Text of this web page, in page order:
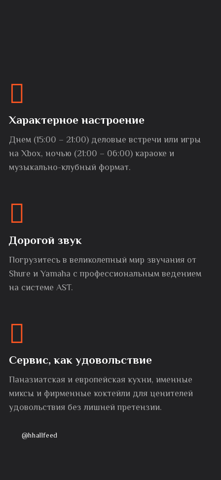
Характерное настроение
Днем (15:00 – 21:00) деловые встречи или игры
на Xbox, ночью (21:00 – 06:00) караоке и
музыкально-клубный формат.
Дорогой звук
Погрузитесь в великолепный мир звучания от
Shure и Yamaha с профессиональным ведением
на системе AST.
Сервис, как удовольствие
Паназиатская и европейская кухни, именные
миксы и фирменные коктейли для ценителей
удовольствия без лишней претензии.
@hhallfeed